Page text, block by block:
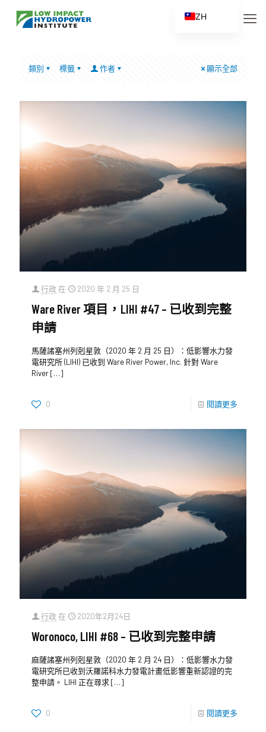
類別 標籤 作者 顯示全部
行政在 2020 年 2 月 25 日
Ware River 項目，LIHI #47 – 已收到完整
申請
馬薩諸塞州列剋星敦（2020 年 2 月 25 日）：低影響水力發
電研究所 (LIHI) 已收到 Ware River Power, Inc. 針對 Ware
River[…]
0 閱讀更多
行政在 2020年2月24日
Woronoco, LIHI #68 – 已收到完整申請
麻薩諸塞州列剋星敦（2020 年 2 月 24 日）：低影響水力發
電研究所已收到沃羅諾科水力發電計畫低影響重新認證的完
整申請。 LIHI 正在尋求[…]
0 閱讀更多
ZH